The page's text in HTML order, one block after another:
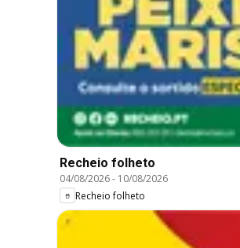
Recheio folheto
04/08/2026- 10/08/2026
Recheio folheto